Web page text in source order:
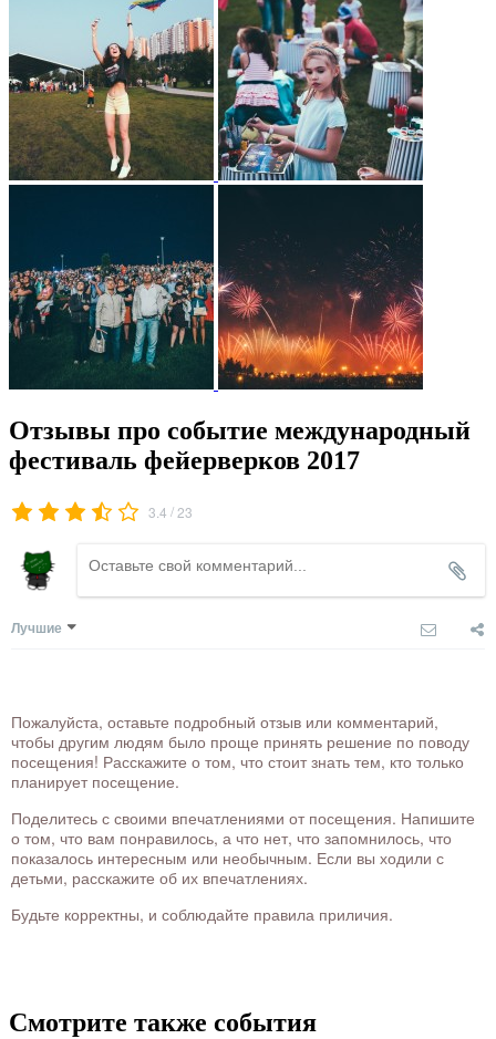
Отзывы про событие международный
фестиваль фейерверков 2017
3.4 /23
Лучшие
Пожалуйста, оставьте подробный отзыв или комментарий,
чтобы другим людям было проще принять решение по поводу
посещения! Расскажите о том, что стоит знать тем, кто только
планирует посещение.
Поделитесь с своими впечатлениями от посещения. Напишите
о том, что вам понравилось, а что нет, что запомнилось, что
показалось интересным или необычным. Если вы ходили с
детьми, расскажите об их впечатлениях.
Будьте корректны, и соблюдайте правила приличия.
Смотрите также события